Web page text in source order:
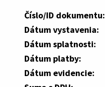
Číslo/ID dokumentu:
Dátum vystavenia:
Dátum splatnosti:
Dátum platby:
Dátum evidencie: